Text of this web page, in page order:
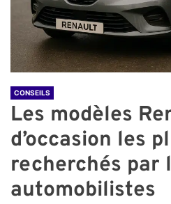
CONSEILS
Les modèles
d’occasion les
recherchés par
automobilistes